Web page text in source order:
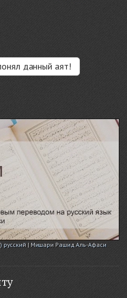
данный аят!
русский | Мишари Рашид Аль-Афаси